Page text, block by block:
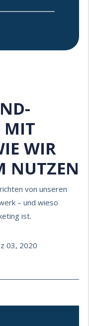
MIT
WIR
NUTZEN
von unseren
– und wieso
ist.
03, 2020